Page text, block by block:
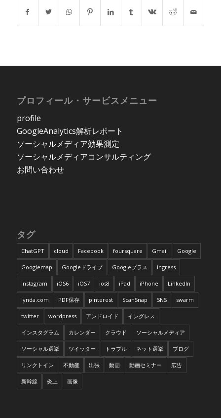
プロフィール・サービスメニュー
profile
GoogleAnalytics解析レポート
ソーシャルメディア効果測定
ソーシャルメディアコンサルティング
お問い合わせ
タグ
ChatGPT cloud Facebook foursquare Gmail Google
Googlemap Googleドライブ Googleプラス ingress
instagram iOS6 iOS7 ios8 iPad iPhone LinkedIn
lynda.com PDF保存 pinterest ScanSnap SNS swarm
twitter wordpress アンドロイド イングレス
インスタグラム カレンダー クラウド ソーシャルメディア
ソーシャル選挙 ツイッター トラブル ネット選挙 ブログ
リンクトイン 不動産 出張 動画 動画セミナー 広告
新幹線 炎上 画像